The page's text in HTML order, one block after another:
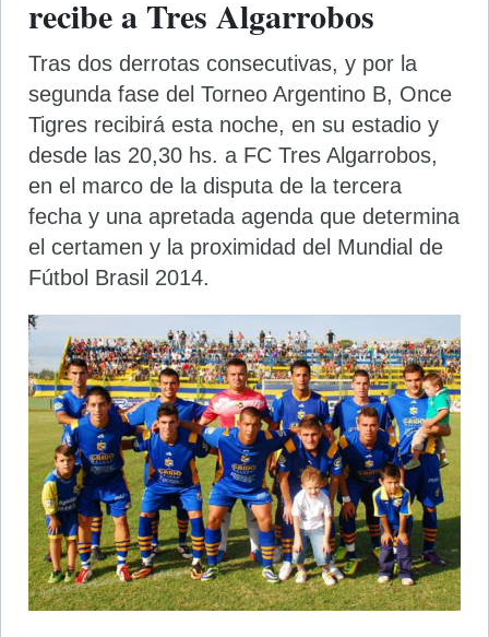
recibe a Tres Algarrobos
Tras dos derrotas consecutivas, y por la
segunda fase del Torneo Argentino B, Once
Tigres recibirá esta noche, en su estadio y
desde las 20,30 hs. a FC Tres Algarrobos,
en el marco de la disputa de la tercera
fecha y una apretada agenda que determina
el certamen y la proximidad del Mundial de
Fútbol Brasil 2014.